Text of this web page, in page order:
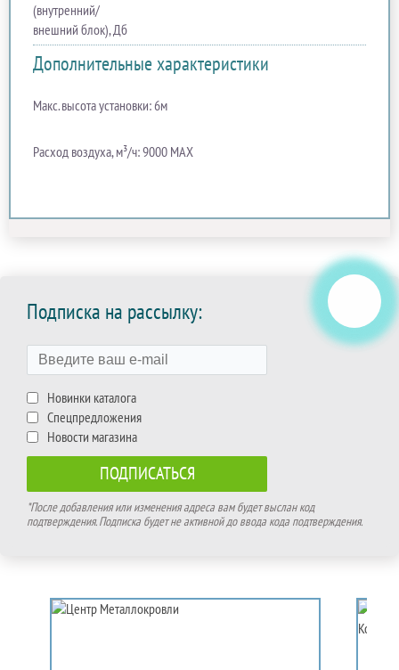
(внутренний/
внешний блок), Дб
Дополнительные характеристики
Макс. высота установки: 6м
Расход воздуха, м³/ч: 9000 MAX
Подписка на рассылку:
Новинки каталога
Спецпредложения
Новости магазина
*После добавления или изменения адреса вам будет выслан код
подтверждения. Подписка будет не активной до ввода кода подтверждения.